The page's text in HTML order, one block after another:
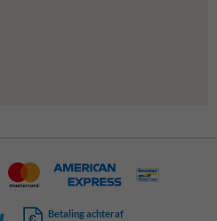
Betaling achteraf